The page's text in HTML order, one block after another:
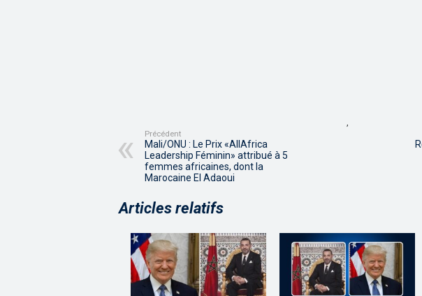
Précédent
Mali/ONU : Le Prix «AllAfrica
Leadership Féminin» attribué à 5
femmes africaines, dont la
Marocaine El Adaoui
Articles relatifs